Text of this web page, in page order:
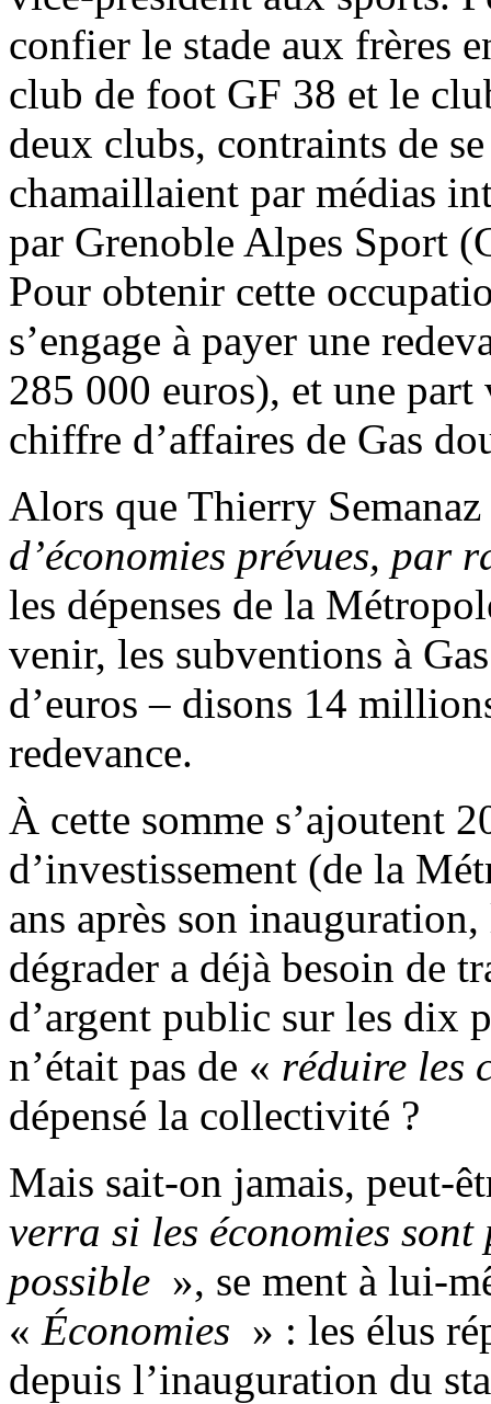
confier le stade aux frères
club de foot GF 38 et le
deux clubs, contraints de
chamaillaient par médias
par Grenoble Alpes Sport
Pour obtenir cette
s’engage à payer une
285 000 euros), et une
chiffre d’affaires de Gas
Alors que Thierry
d’économies prévues, par
les dépenses de la
venir, les subventions à
d’euros – disons 14
redevance.
À cette somme s’ajoutent
d’investissement (de la
ans après son
dégrader a déjà besoin de
d’argent public sur les dix
n’était pas de « réduire les
dépensé la collectivité ?
Mais sait-on jamais, peut-
verra si les économies sont
possible », se ment à lui-
« Économies » : les élus
depuis l’inauguration du